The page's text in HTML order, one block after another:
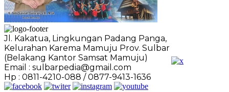
Jl. Kakatua, Lingkungan Padang Panga,
Kelurahan Karema Mamuju Prov. Sulbar
(Belakang Kantor Samsat Mamuju)
Email : sulbarpedia@gmail.com
Hp : 0811-4210-088 / 0877-9413-1636